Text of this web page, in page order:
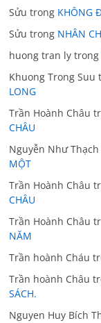
Sửu trong KHÔNG
Sửu trong NHÂN
huong tran ly
Khuong Trong Suu
LONG
Trần Hoành Châu
CHÂU
Nguyễn Như Thạch
MỘT
Trần Hoành Châu
CHÂU
Trần Hoành Châu
NĂM
Trần hoành Cháu
Trần hoành Châu
SÁCH.
Nguyen Huy Bích